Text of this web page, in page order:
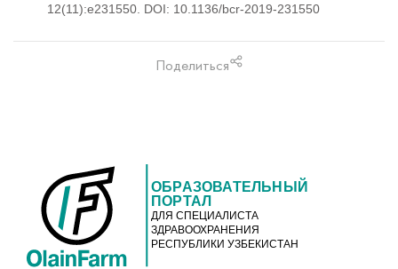
12(11):e231550. DOI: 10.1136/bcr-2019-231550
Поделиться
ОБРАЗОВАТЕЛЬНЫЙ
ПОРТАЛ
ДЛЯ СПЕЦИАЛИСТА
ЗДРАВООХРАНЕНИЯ
РЕСПУБЛИКИ УЗБЕКИСТАН